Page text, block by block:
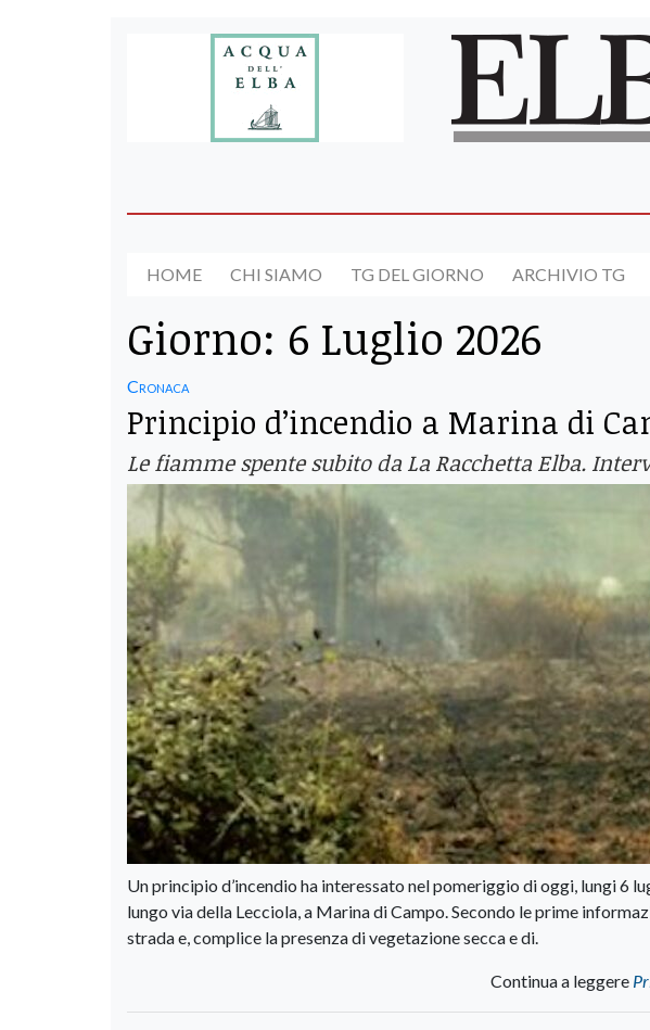
HOME CHI SIAMO TG DEL GIORNO ARCHIVIO TG
Giorno: 6 Luglio 2026
Cronaca
Principio d’incendio a Marina di
Le fiamme spente subito da La Racchetta Elba.
Un principio d’incendio ha interessato nel pomeriggio di oggi, lungi 6
lungo via della Lecciola, a Marina di Campo. Secondo le prime
strada e, complice la presenza di vegetazione secca e di.
Continua a leggere